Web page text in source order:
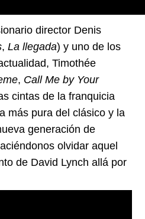
director Denis
,La llegada) y uno de los
Timothée
, Call Me by Your
cintas de la franquicia
más pura del clásico y la
generación de
olvidar aquel
de David Lynch allá por